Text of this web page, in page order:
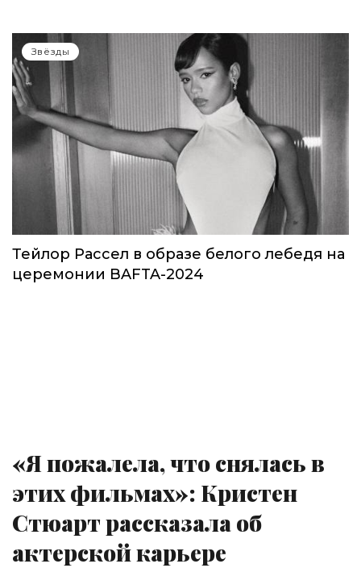
Звёзды
Тейлор Рассел в образе белого лебедя на
церемонии BAFTA-2024
«Я пожалела, что снялась в
этих фильмах»: Кристен
Стюарт рассказала об
актерской карьере